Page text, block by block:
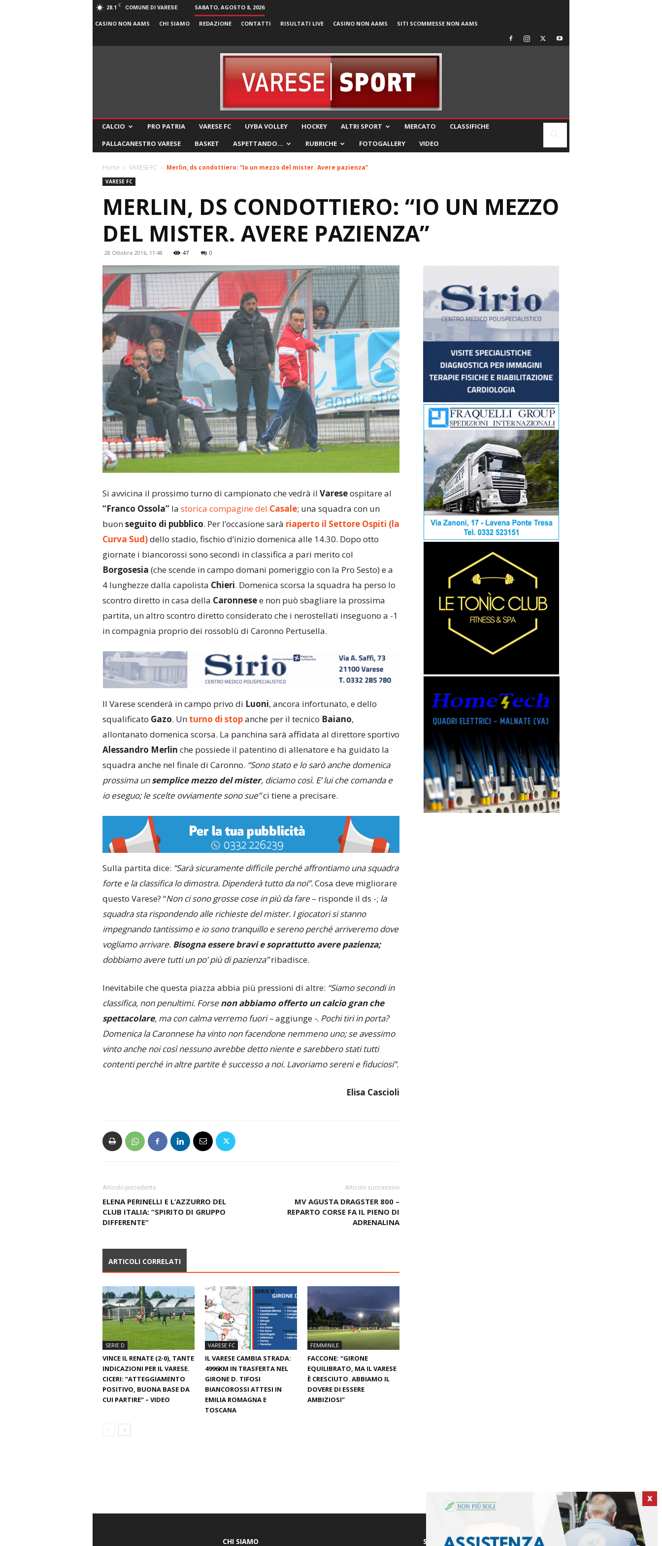
28.1 C COMUNE DI VARESE SABATO, AGOSTO 8, 2026
CASINO NON AAMS CHI SIAMO REDAZIONE CONTATTI RISULTATI LIVE CASINO NON AAMS SITI SCOMMESSE NON AAMS
CALCIO PRO PATRIA VARESE FC UYBA VOLLEY HOCKEY ALTRI SPORT MERCATO
CLASSIFICHE
PALLACANESTRO VARESE
BASKET ASPETTANDO… RUBRICHE FOTOGALLERY VIDEO
Home VARESE FC Merlin, ds condottiero: “Io un mezzo del mister. Avere pazienza”
VARESE FC
MERLIN, DS CONDOTTIERO: “IO UN MEZZO
DEL MISTER. AVERE PAZIENZA”
28 Ottobre 2016, 11:48 47 0
Si avvicina il prossimo turno di campionato che vedrà il Vareseospitare al
“Franco Ossola”la storica compagine del Casale; una squadra con un
buonseguito di pubblico. Per l’occasione sarà riaperto il Settore Ospiti (la
Curva Sud)dello stadio, fischio d’inizio domenica alle 14.30. Dopo otto
giornate i biancorossi sono secondi in classifica a pari merito col
Borgosesia (che scende in campo domani pomeriggio con la Pro Sesto) e a
4 lunghezze dalla capolista Chieri. Domenica scorsa la squadra ha perso lo
scontro diretto in casa della Caronnesee non può sbagliare la prossima
partita, un altro scontro diretto considerato che i nerostellati inseguono a -1
in compagnia proprio dei rossoblù di Caronno Pertusella.
Il Varese scenderà in campo privo di Luoni, ancora infortunato, e dello
squalificato Gazo. Un turno di stopanche per il tecnico Baiano,
allontanato domenica scorsa. La panchina sarà affidata al direttore sportivo
Alessandro Merlin che possiede il patentino di allenatore e ha guidato la
squadra anche nel finale di Caronno. “Sono stato e lo sarò anche domenica
prossima unsemplice mezzo del mister, diciamo così. E’ lui che comanda e
io eseguo; le scelte ovviamente sono sue”ci tiene a precisare.
Sulla partita dice: “Sarà sicuramente difficile perché affrontiamo una squadra
forte e la classifica lo dimostra. Dipenderà tutto da noi”.Cosa deve migliorare
questo Varese? “Non ci sono grosse cose in più da fare– risponde il ds -; la
squadra sta rispondendo alle richieste del mister. I giocatori si stanno
impegnando tantissimo e io sono tranquillo e sereno perché arriveremo dove
vogliamo arrivare. Bisogna essere bravi e soprattutto avere pazienza;
dobbiamo avere tutti un po’ più di pazienza”ribadisce.
Inevitabile che questa piazza abbia più pressioni di altre: “Siamo secondi in
classifica, non penultimi. Forsenon abbiamo offerto un calcio gran che
spettacolare, ma con calma verremo fuori –aggiunge-. Pochi tiri in porta?
Domenica la Caronnese ha vinto non facendone nemmeno uno; se avessimo
vinto anche noi così nessuno avrebbe detto niente e sarebbero stati tutti
contenti perché in altre partite è successo a noi. Lavoriamo sereni e fiduciosi”.
Elisa Cascioli
Articolo precedente
ELENA PERINELLI E L’AZZURRO DEL
CLUB ITALIA: “SPIRITO DI GRUPPO
DIFFERENTE”
Articolo successivo
MV AGUSTA DRAGSTER 800 –
REPARTO CORSE FA IL PIENO DI
ADRENALINA
ARTICOLI CORRELATI
SERIE D
VINCE IL RENATE (2-0), TANTE
INDICAZIONI PER IL VARESE.
CICERI: “ATTEGGIAMENTO
POSITIVO, BUONA BASE DA
CUI PARTIRE” – VIDEO
VARESE FC
IL VARESE CAMBIA STRADA:
4996KM IN TRASFERTA NEL
GIRONE D. TIFOSI
BIANCOROSSI ATTESI IN
EMILIA ROMAGNA E
TOSCANA
FEMMINILE
FACCONE: “GIRONE
EQUILIBRATO, MA IL VARESE
È CRESCIUTO. ABBIAMO IL
DOVERE DI ESSERE
AMBIZIOSI”
X
CHI SIAMO SEGUICI